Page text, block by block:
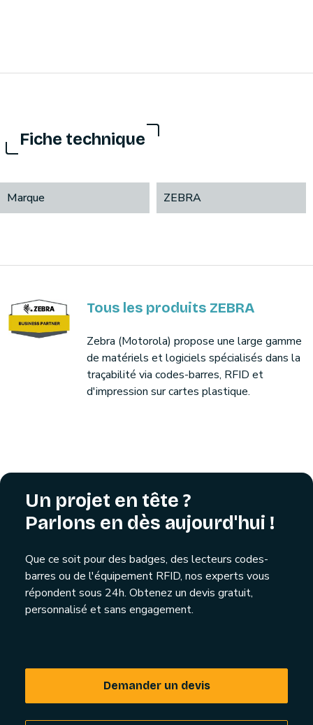
Fiche technique
Marque ZEBRA
Tous les produits ZEBRA
Zebra (Motorola) propose une large gamme
de matériels et logiciels spécialisés dans la
traçabilité via codes-barres, RFID et
d'impression sur cartes plastique.
Un projet en tête ?
Parlons en dès aujourd'hui !
Que ce soit pour des badges, des lecteurs codes-
barres ou de l'équipement RFID, nos experts vous
répondent sous 24h. Obtenez un devis gratuit,
personnalisé et sans engagement.
Demander un devis